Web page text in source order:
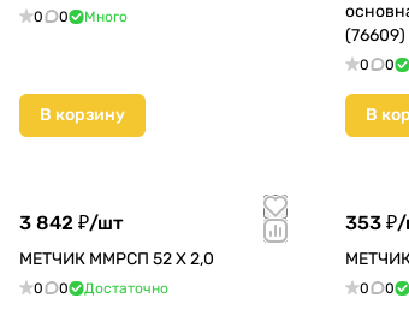
0 0 Много
В корзину
(76609)
0 0
В
3 842 ₽/шт
МЕТЧИК ММРСП 52 Х 2,0
0 0 Достаточно
353 ₽/
0 0